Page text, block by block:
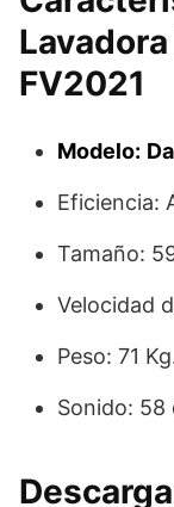
FV2021
Modelo:
Eficiencia:
Tamaño:
Velocidad
Peso: 71
Sonido: 58